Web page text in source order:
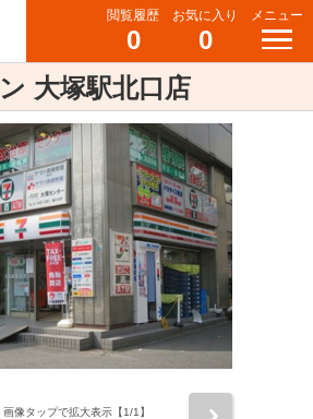
閲覧履歴
0
お気に入り
0
メニュー
大塚駅北口店
画像タップで拡大表示【1/1】